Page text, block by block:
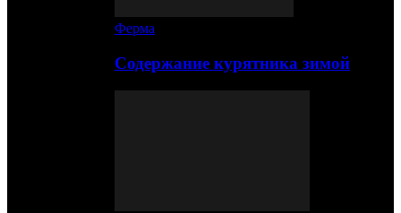
Ферма
Содержание курятника зимой